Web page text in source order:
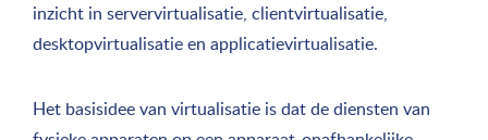
inzicht in servervirtualisatie, clientvirtualisatie,
desktopvirtualisatie en applicatievirtualisatie.
Het basisidee van virtualisatie is dat de diensten van